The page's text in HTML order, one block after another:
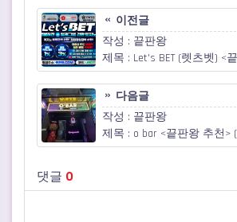
이전글
작성 : 끝판왕
제목 : Let's BET (렛츠벳) <
다음글
작성 : 끝판왕
제목 : o bar <끝판왕 추천>
댓글 0